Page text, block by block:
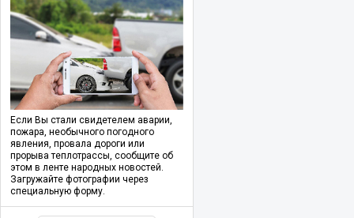
Если Вы стали свидетелем аварии,
пожара, необычного погодного
явления, провала дороги или
прорыва теплотрассы, сообщите об
этом в ленте народных новостей.
Загружайте фотографии через
специальную форму.